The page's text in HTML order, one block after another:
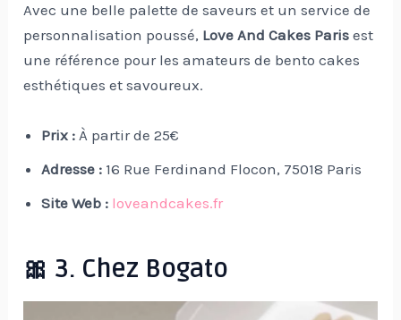
Avec une belle palette de saveurs et un service de
personnalisation poussé, Love And Cakes Paris est
une référence pour les amateurs de bento cakes
esthétiques et savoureux.
Prix : À partir de 25€
Adresse : 16 Rue Ferdinand Flocon, 75018 Paris
Site Web : loveandcakes.fr
🎀 3. Chez Bogato